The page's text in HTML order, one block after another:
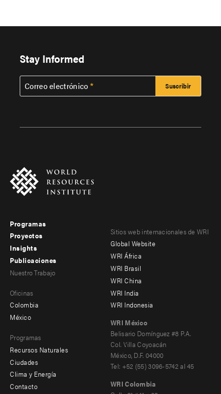
Stay Informed
Correo electrónico
Footer
menu
-
Programas
Proyectos
Insights
Publicaciones
menu
-
Nuestro Trabajo
Oficinas
Colombia
México
Programas
Recursos Naturales
Ciudades
Clima y Energía
Contacto
Footer
menu
-
Offices
Sitios web internacionales de WRI
Global Website
WRI África
WRI Brasil
WRI China
WRI India
WRI Indonesia
WRI México
Belisario Domínguez #8 P.A.
Col. Villa Coyoacán
México, D.F. 04000
Tel: +52 (55) 3096-5742 al 45
WRI Colombia